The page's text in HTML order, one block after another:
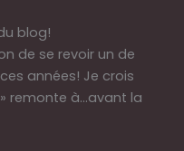
blog!
de se revoir un de
années! Je crois
remonte à…avant la